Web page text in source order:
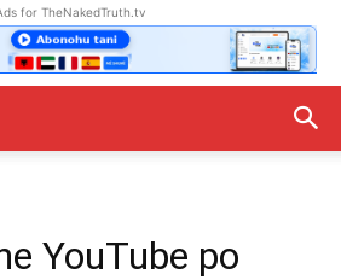
for TheNakedTruth.tv
YouTube po